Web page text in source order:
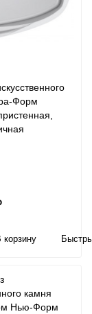
Форм
корзину